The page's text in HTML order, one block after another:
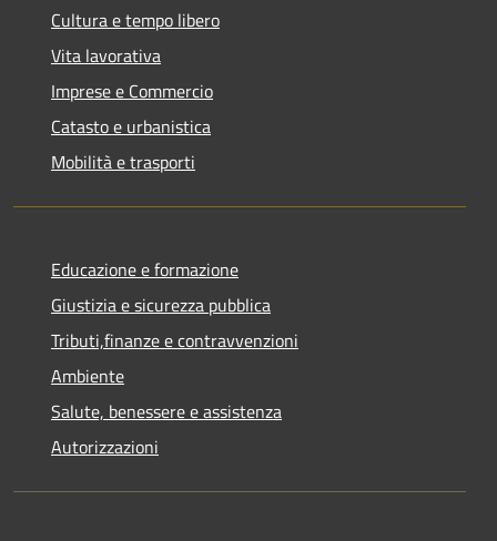
Cultura e tempo libero
Vita lavorativa
Imprese e Commercio
Catasto e urbanistica
Mobilità e trasporti
Educazione e formazione
Giustizia e sicurezza pubblica
Tributi,finanze e contravvenzioni
Ambiente
Salute, benessere e assistenza
Autorizzazioni